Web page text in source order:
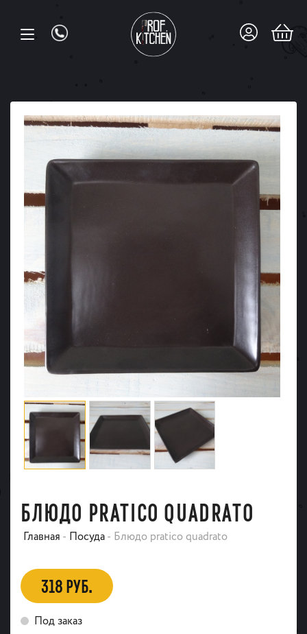
БЛЮДО PRATICO QUADRATO
Главная - Посуда- Блюдо pratico quadrato
318 РУБ.
Под заказ